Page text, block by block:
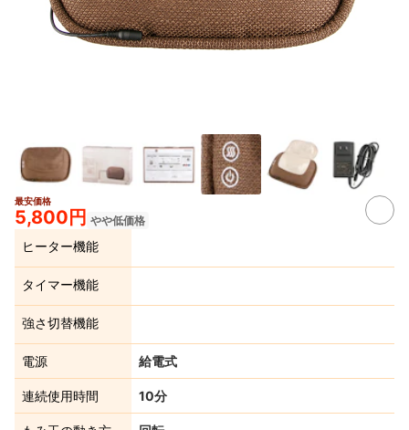
最安価格
5,800円 やや低価格
ヒーター機能
タイマー機能
強さ切替機能
電源 給電式
連続使用時間 10分